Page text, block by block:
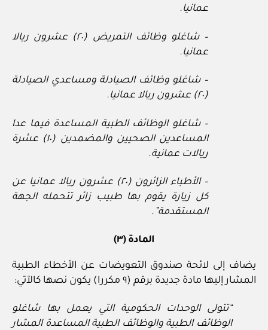
عمانيا.
– شاغلو وظائف التمريض (٢٠) عشرون ريالا
عمانيا.
– شاغلو وظائف الصيادلة ومساعدي الصيادلة
(٢٠) عشرون ريالا عمانيا.
– شاغلو الوظائف الطبية المساعدة فيما عدا
المساعدين الصحيين والمضمدين (١٠) عشرة
ريالات عمانية.
– الأطباء الزائرون (٢٠) عشرون ريالا عمانيا عن
كل زيارة يقوم بها طبيب زائر تتحمله الجهة
المستقدمة”.
المادة (٣)
يضاف إلى لائحة صندوق التعويضات عن الأخطاء الطبية
المشار إليها مادة جديدة برقم (٩ مكررا) يكون نصها كالآتي:
“تتولى الوحدات الحكومية التي يعمل بها شاغلو
الوظائف الطبية والوظائف الطبية المساعدة المشار